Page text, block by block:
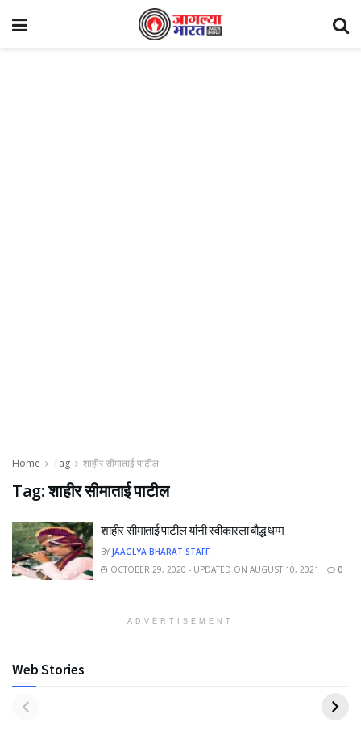
Home Tag शाहीर सीमाताई पाटील
Tag:शाहीर सीमाताई पाटील
शाहीर सीमाताई पाटील यांनी स्वीकारला बौद्ध धम्म
BY JAAGLYA BHARAT STAFF
OCTOBER 29, 2020 - UPDATED ON AUGUST 10, 2021
0
ADVERTISEMENT
Web Stories